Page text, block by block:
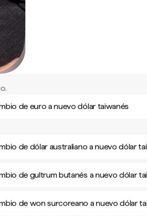
de euro a nuevo dólar taiwanés
de dólar australiano a nuevo dólar
de gultrum butanés a nuevo dólar
de won surcoreano a nuevo dólar